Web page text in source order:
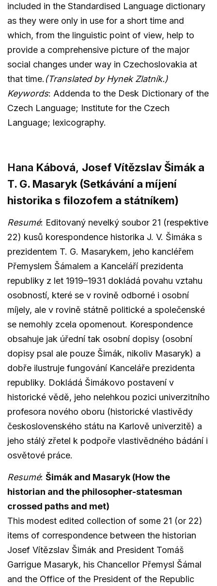
included in the Standardised Language dictionary
as they were only in use for a short time and
which, from the linguistic point of view, help to
provide a comprehensive picture of the major
social changes under way in Czechoslovakia at
that time. (Translated by Hynek Zlatník.)
Keywords: Addenda to the Desk Dictionary of the
Czech Language; Institute for the Czech
Language; lexicography.
Hana Kábová, Josef Vítězslav Šimák a
T. G. Masaryk (Setkávání a míjení
historika s filozofem a státníkem)
Resumé: Editovaný nevelký soubor 21 (respektive
22) kusů korespondence historika J. V. Šimáka s
prezidentem T. G. Masarykem, jeho kancléřem
Přemyslem Šámalem a Kanceláří prezidenta
republiky z let 1919–1931 dokládá povahu vztahu
osobností, které se v rovině odborné i osobní
míjely, ale v rovině státně politické a společenské
se nemohly zcela opomenout. Korespondence
obsahuje jak úřední tak osobní dopisy (osobní
dopisy psal ale pouze Šimák, nikoliv Masaryk) a
dobře ilustruje fungování Kanceláře prezidenta
republiky. Dokládá Šimákovo postavení v
historické vědě, jeho nelehkou pozici univerzitního
profesora nového oboru (historické vlastivědy
československého státu na Karlově univerzitě) a
jeho stálý zřetel k podpoře vlastivědného bádání i
osvětové práce.
Resumé: Šimák and Masaryk (How the
historian and the philosopher-statesman
crossed paths and met)
This modest edited collection of some 21 (or 22)
items of correspondence between the historian
Josef Vítězslav Šimák and President Tomáš
Garrigue Masaryk, his Chancellor Přemysl Šámal
and the Office of the President of the Republic